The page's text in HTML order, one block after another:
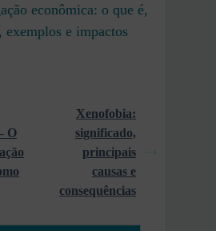
econômica: o que é,
exemplos e impactos
O
Xenofobia:
significado,
principais
causas e
consequências